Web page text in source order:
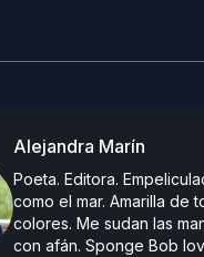
Alejandra Marín
Poeta. Editora.
como el mar. Amarilla de
colores. Me sudan las
con afán. Sponge Bob